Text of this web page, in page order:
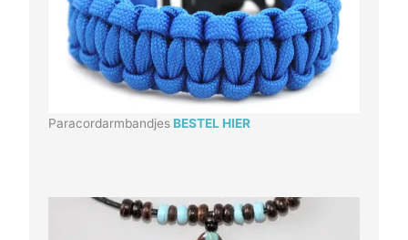
Paracordarmbandjes BESTEL HIER